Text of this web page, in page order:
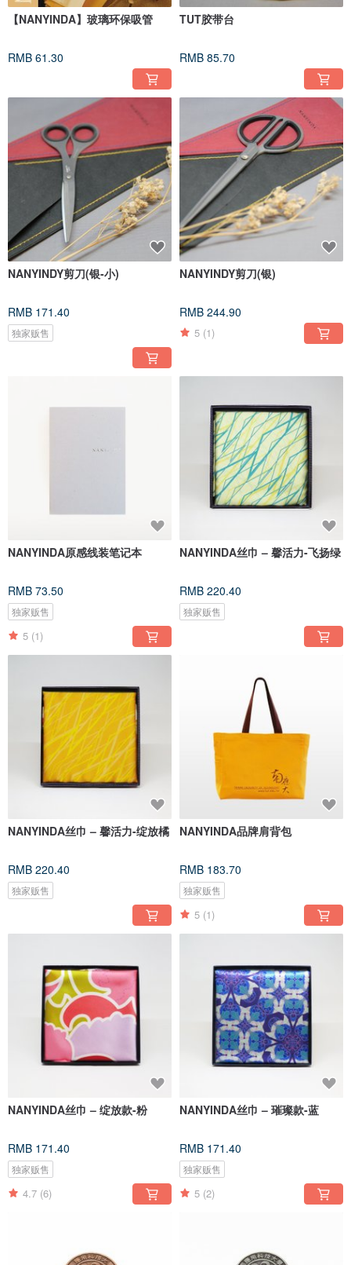
【NANYINDA】玻璃环保吸管
RMB 61.30
TUT胶带台
RMB 85.70
NANYINDY剪刀(银-小)
RMB 171.40
独家贩售
NANYINDY剪刀(银)
RMB 244.90
5 (1)
NANYINDA原感线装笔记本
RMB 73.50
独家贩售
5 (1)
NANYINDA丝巾 – 馨活力-飞扬绿
RMB 220.40
独家贩售
NANYINDA丝巾 – 馨活力-绽放橘
RMB 220.40
独家贩售
NANYINDA品牌肩背包
RMB 183.70
独家贩售
5 (1)
NANYINDA丝巾 – 绽放款-粉
RMB 171.40
独家贩售
4.7 (6)
NANYINDA丝巾 – 璀璨款-蓝
RMB 171.40
独家贩售
5 (2)